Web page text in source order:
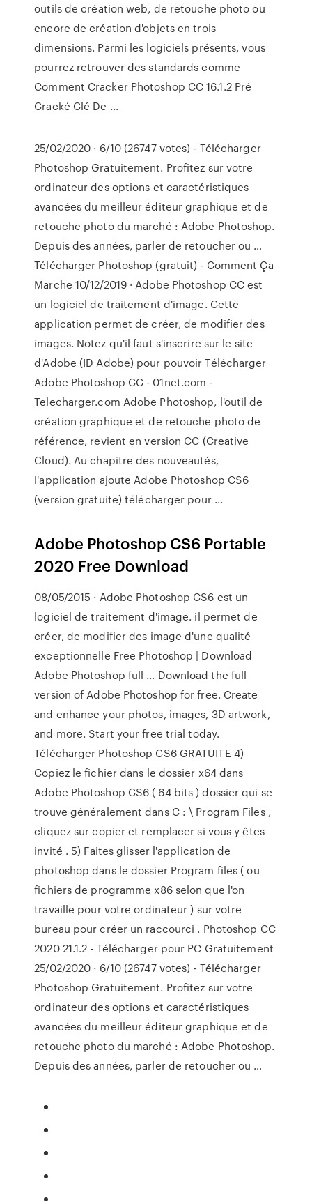
outils de création web, de retouche photo ou
encore de création d'objets en trois
dimensions. Parmi les logiciels présents, vous
pourrez retrouver des standards comme
Comment Cracker Photoshop CC 16.1.2 Pré
Cracké Clé De ...
25/02/2020 · 6/10 (26747 votes) - Télécharger
Photoshop Gratuitement. Profitez sur votre
ordinateur des options et caractéristiques
avancées du meilleur éditeur graphique et de
retouche photo du marché : Adobe Photoshop.
Depuis des années, parler de retoucher ou …
Télécharger Photoshop (gratuit) - Comment Ça
Marche 10/12/2019 · Adobe Photoshop CC est
un logiciel de traitement d'image. Cette
application permet de créer, de modifier des
images. Notez qu'il faut s'inscrire sur le site
d'Adobe (ID Adobe) pour pouvoir Télécharger
Adobe Photoshop CC - 01net.com -
Telecharger.com Adobe Photoshop, l'outil de
création graphique et de retouche photo de
référence, revient en version CC (Creative
Cloud). Au chapitre des nouveautés,
l'application ajoute Adobe Photoshop CS6
(version gratuite) télécharger pour ...
Adobe Photoshop CS6 Portable
2020 Free Download
08/05/2015 · Adobe Photoshop CS6 est un
logiciel de traitement d'image. il permet de
créer, de modifier des image d'une qualité
exceptionnelle Free Photoshop | Download
Adobe Photoshop full … Download the full
version of Adobe Photoshop for free. Create
and enhance your photos, images, 3D artwork,
and more. Start your free trial today.
Télécharger Photoshop CS6 GRATUITE 4)
Copiez le fichier dans le dossier x64 dans
Adobe Photoshop CS6 ( 64 bits ) dossier qui se
trouve généralement dans C : \ Program Files ,
cliquez sur copier et remplacer si vous y êtes
invité . 5) Faites glisser l'application de
photoshop dans le dossier Program files ( ou
fichiers de programme x86 selon que l'on
travaille pour votre ordinateur ) sur votre
bureau pour créer un raccourci . Photoshop CC
2020 21.1.2 - Télécharger pour PC Gratuitement
25/02/2020 · 6/10 (26747 votes) - Télécharger
Photoshop Gratuitement. Profitez sur votre
ordinateur des options et caractéristiques
avancées du meilleur éditeur graphique et de
retouche photo du marché : Adobe Photoshop.
Depuis des années, parler de retoucher ou …